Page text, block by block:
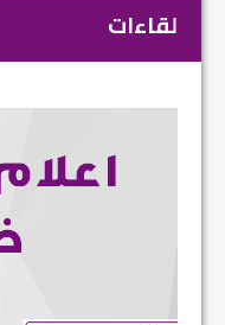
لقاءات